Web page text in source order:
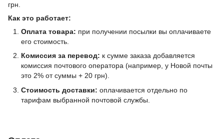
грн.
Как это работает:
Оплата товара: при получении посылки вы оплачиваете
его стоимость.
Комиссия за перевод: к сумме заказа добавляется
комиссия почтового оператора (например, у Новой почты
это 2% от суммы + 20 грн).
Стоимость доставки: оплачивается отдельно по
тарифам выбранной почтовой службы.